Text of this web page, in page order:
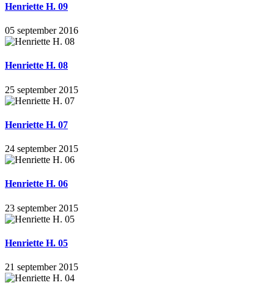
Henriette H. 09
05 september 2016
Henriette H. 08
25 september 2015
Henriette H. 07
24 september 2015
Henriette H. 06
23 september 2015
Henriette H. 05
21 september 2015